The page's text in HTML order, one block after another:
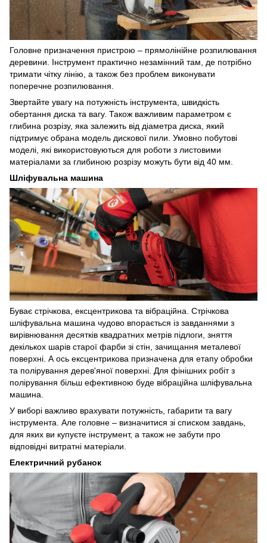
Головне призначення пристрою – прямолінійне розпилювання
деревини. Інструмент практично незамінний там, де потрібно
тримати чітку лінію, а також без проблем виконувати
поперечне розпилювання.
Звертайте увагу на потужність інструмента, швидкість
обертання диска та вагу. Також важливим параметром є
глибина розрізу, яка залежить від діаметра диска, який
підтримує обрана модель дискової пили. Умовно побутові
моделі, які використовуються для роботи з листовими
матеріалами за глибиною розрізу можуть бути від 40 мм.
Шліфувальна машина
Буває стрічкова, ексцентрикова та вібраційна. Стрічкова
шліфувальна машина чудово впорається із завданнями з
вирівнювання десятків квадратних метрів підлоги, зняття
декількох шарів старої фарби зі стін, зачищання металевої
поверхні. А ось ексцентрикова призначена для етапу обробки
та полірування дерев'яної поверхні. Для фінішних робіт з
полірування більш ефективною буде вібраційна шліфувальна
машина.
У виборі важливо врахувати потужність, габарити та вагу
інструмента. Але головне – визначитися зі списком завдань,
для яких ви купуєте інструмент, а також не забути про
відповідні витратні матеріали.
Електричний рубанок